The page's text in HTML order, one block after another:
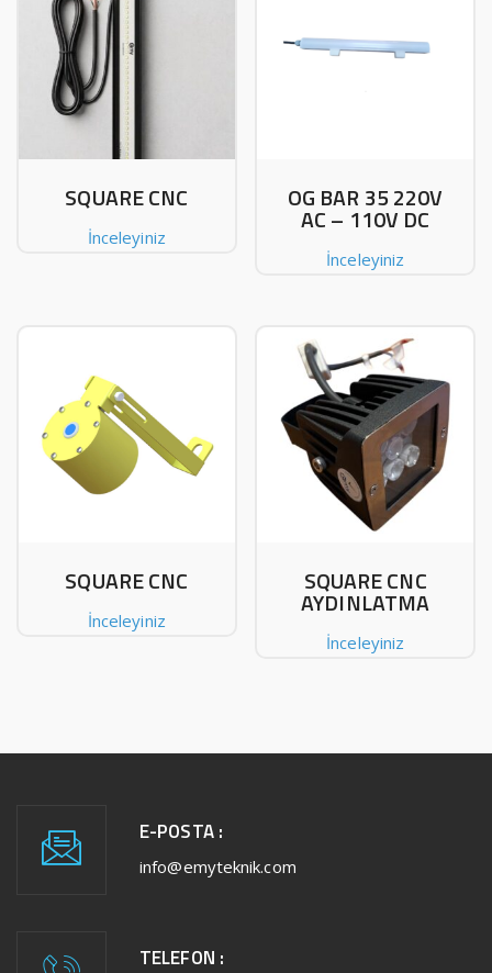
SQUARE CNC
İnceleyiniz
OG BAR 35 220V
AC – 110V DC
İnceleyiniz
SQUARE CNC
İnceleyiniz
SQUARE CNC
AYDINLATMA
İnceleyiniz
E-POSTA :
info@emyteknik.com
TELEFON :